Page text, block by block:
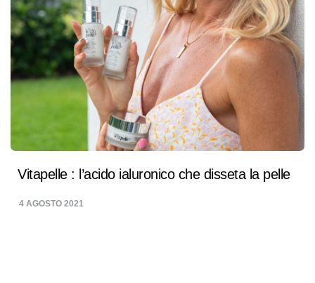
Vitapelle : l’acido ialuronico che disseta la pelle
4 AGOSTO 2021